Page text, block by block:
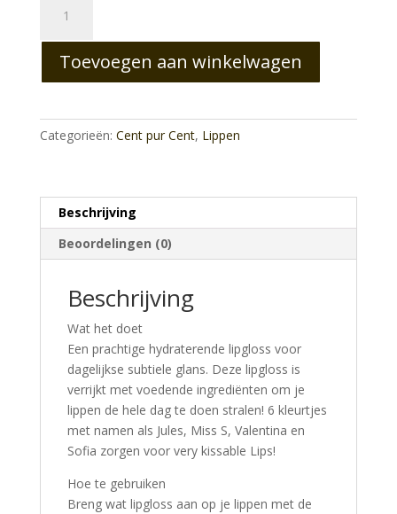
aantal
Toevoegen aan winkelwagen
Categorieën: Cent pur Cent, Lippen
Beschrijving
Beoordelingen (0)
Beschrijving
Wat het doet
Een prachtige hydraterende lipgloss voor
dagelijkse subtiele glans. Deze lipgloss is
verrijkt met voedende ingrediënten om je
lippen de hele dag te doen stralen! 6 kleurtjes
met namen als Jules, Miss S, Valentina en
Sofia zorgen voor very kissable Lips!
Hoe te gebruiken
Breng wat lipgloss aan op je lippen met de